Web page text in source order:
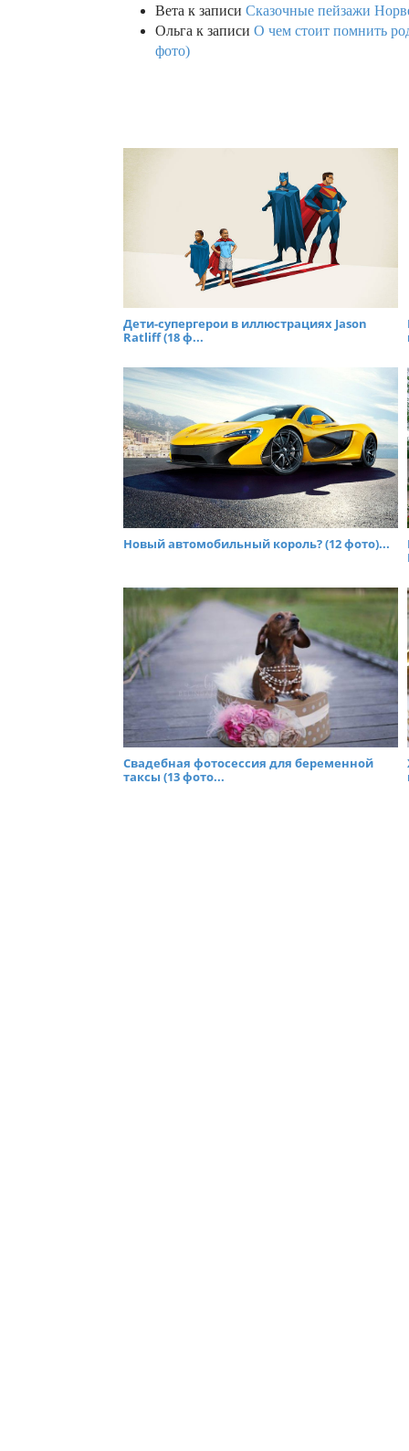
Вета к записи Сказочные пейзажи
Ольга к записи О чем стоит помнить
фото)
Дети-супергерои в иллюстрациях Jason
Ratliff (18 ф...
Hовый автомобильный король? (12 фото)...
Свадебная фотосессия для беременной
таксы (13 фото...